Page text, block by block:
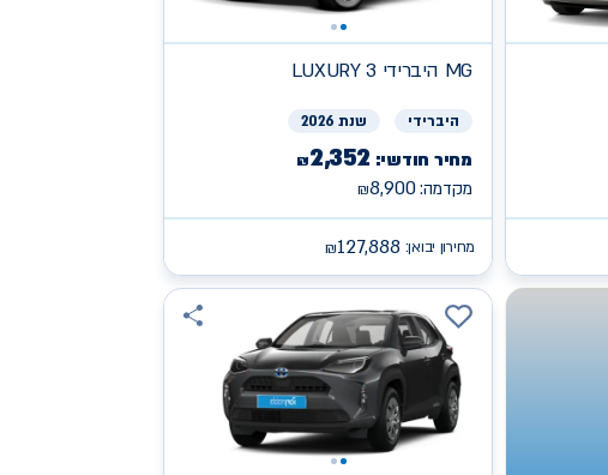
MG היברידי LUXURY 3
היברידי שנת 2026
מחיר חודשי: ₪2,352
מקדמה: ₪8,900
מחירון יבואן: ₪127,888